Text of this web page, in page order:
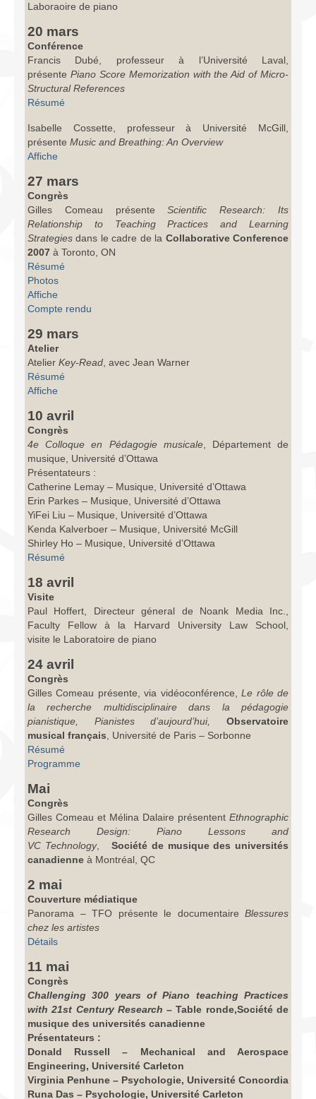
Laboraoire de piano
20 mars
Conférence
Francis Dubé, professeur à l’Université Laval,
présente Piano Score Memorization with the Aid of Micro-
Structural References
Résumé
Isabelle Cossette, professeur à Université McGill,
présente Music and Breathing: An Overview
Affiche
27 mars
Congrès
Gilles Comeau présenteScientific Research: Its
Relationship to Teaching Practices and Learning
Strategiesdans le cadre de la Collaborative Conference
2007 à Toronto, ON
Résumé
Photos
Affiche
Compte rendu
29 mars
Atelier
Atelier Key-Read, avec Jean Warner
Résumé
Affiche
10 avril
Congrès
4e Colloque en Pédagogie musicale,
Département de
musique, Université d’Ottawa
Présentateurs :
Catherine Lemay – Musique, Université d’Ottawa
Erin Parkes – Musique, Université d’Ottawa
YiFei Liu – Musique, Université d’Ottawa
Kenda Kalverboer – Musique, Université McGill
Shirley Ho – Musique, Université d’Ottawa
Résumé
18 avril
Visite
Paul Hoffert, Directeur géneral de Noank Media Inc.,
Faculty Fellow à la Harvard University Law School,
visite le Laboratoire de piano
24 avril
Congrès
Gilles Comeau présente, via vidéoconférence,Le rôle de
la recherche multidisciplinaire dans la pédagogie
pianistique,
Pianistes d’aujourd’hui,Observatoire
musical français, Université de Paris – Sorbonne
Résumé
Programme
Mai
Congrès
Gilles Comeau et Mélina Dalaire présentent Ethnographic
Research Design: Piano Lessons and
VC Technology, Société de musique des universités
canadienne à Montréal, QC
2 mai
Couverture médiatique
Panorama – TFO présente le documentaire Blessures
chez les artistes
Détails
11 mai
Congrès
Challenging 300 years of Piano teaching Practices
with 21st Century Research – Table ronde,Société de
musique des universités canadienne
Présentateurs :
Donald Russell – Mechanical and Aerospace
Engineering, Université Carleton
Virginia Penhune – Psychologie, Université Concordia
Runa Das – Psychologie, Université Carleton